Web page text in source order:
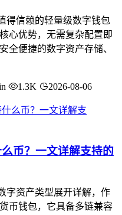
得信赖的轻量级数字钱包
心优势，无需复杂配置即
全便捷的数字资产存储、
1.3K 2026-08-06
币？一文详解支持的
字资产类型展开详解，作
币钱包，它具备多链兼容